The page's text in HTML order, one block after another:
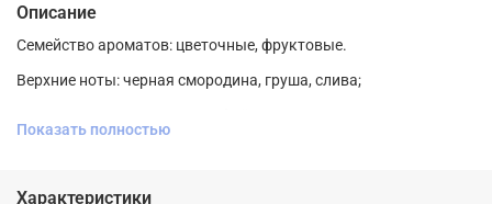
Описание
Семейство ароматов: цветочные, фруктовые.
Верхние ноты: черная смородина, груша, слива;
Показать полностью
Характеристики